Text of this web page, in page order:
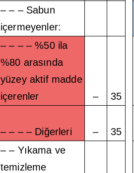
– – – Sabun
içermeyenler:
– – – – %50 ila
%80 arasında
yüzey aktif madde
içerenler
– 35
– – – – Diğerleri – 35
– – Yıkama ve
temizleme